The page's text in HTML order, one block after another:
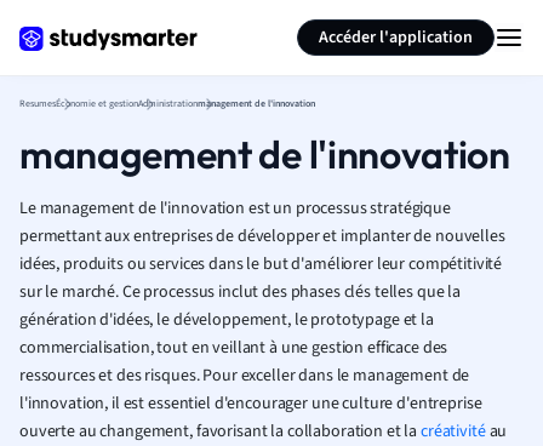
Accéder l'application
ResumesÉconomie et gestionAdministrationmanagement de l'innovation
management de l'innovation
Le management de l'innovation est un processus stratégique
permettant aux entreprises de développer et implanter de nouvelles
idées, produits ou services dans le but d'améliorer leur compétitivité
sur le marché. Ce processus inclut des phases clés telles que la
génération d'idées, le développement, le prototypage et la
commercialisation, tout en veillant à une gestion efficace des
ressources et des risques. Pour exceller dans le management de
l'innovation, il est essentiel d'encourager une culture d'entreprise
ouverte au changement, favorisant la collaboration et lacréativitéau
Résumer la page